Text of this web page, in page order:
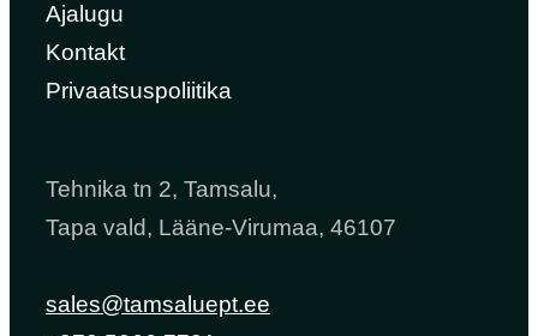
Ajalugu
Kontakt
Privaatsuspoliitika
Tehnika tn 2, Tamsalu,
Tapa vald, Lääne-Virumaa, 46107
sales@tamsaluept.ee